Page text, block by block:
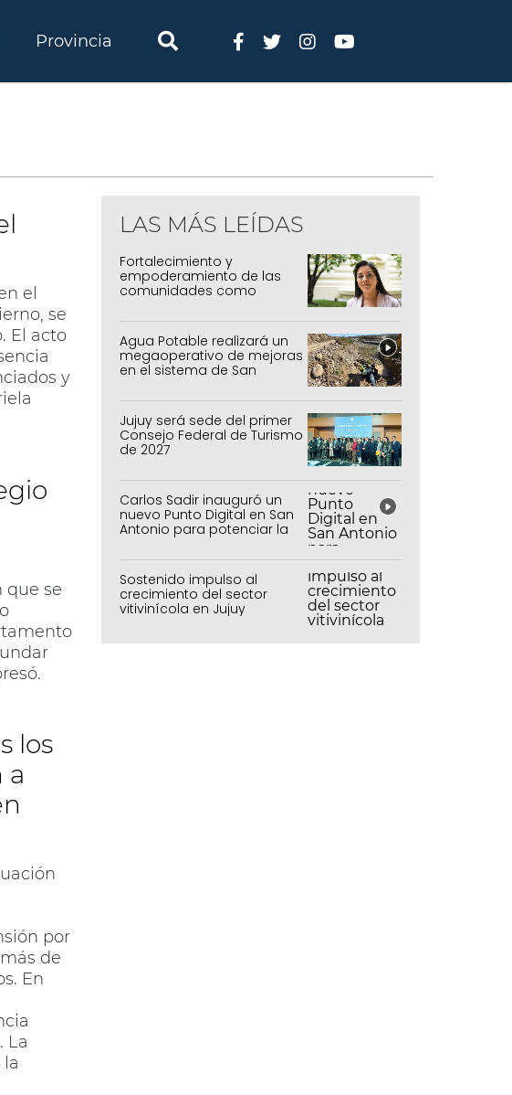
Provincia
el
se
El acto
y
que se
los
a
por
de
En
La
LAS MÁS LEÍDAS
Fortalecimiento y
empoderamiento de las
comunidades como
Agua Potable realizará un
megaoperativo de mejoras
en el sistema de San
Jujuy será sede del primer
Consejo Federal de Turismo
de 2027
Carlos Sadir inauguró un
nuevo Punto Digital en San
Antonio para potenciar la
inclusión tecnológica
Sostenido impulso al
crecimiento del sector
vitivinícola en Jujuy